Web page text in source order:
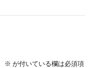
※ が付いている欄は必須項